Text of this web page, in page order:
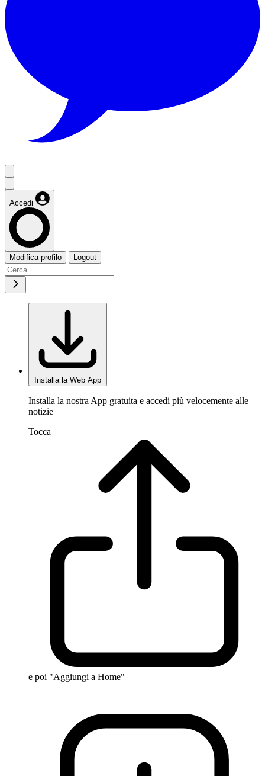
Accedi
Modifica profilo Logout
Installa la Web App
Installa la nostra App gratuita e accedi più velocemente alle
notizie
Tocca
e poi "Aggiungi a Home"